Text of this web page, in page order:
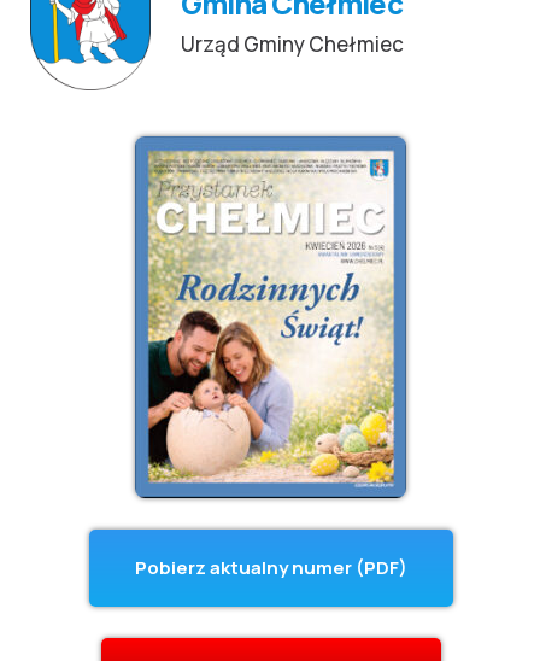
Urząd Gminy Chełmiec
Pobierz aktualny numer (PDF)